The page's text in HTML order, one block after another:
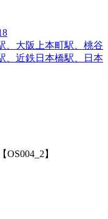
、大阪上本町駅、桃谷
、近鉄日本橋駅、日本
】